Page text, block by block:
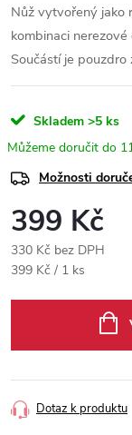
Nůž vytvořený jako
kombinaci
Součástí je pouzdro
Skladem >5 ks
Možnosti
399 Kč
330 Kč bez DPH
Měrná
399 Kč / 1 ks
Dotaz k produktu